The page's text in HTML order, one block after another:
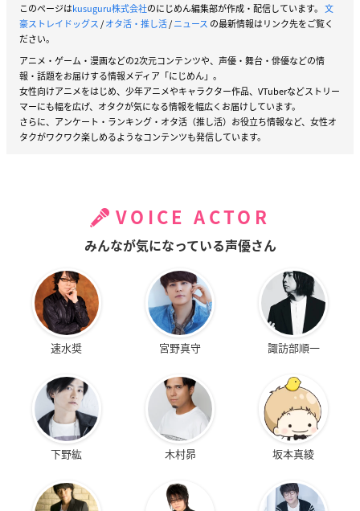
このページはkusuguru株式会社のにじめん編集部が作成・配信しています。 文
豪ストレイドッグス/オタ活・推し活/ニュース の最新情報はリンク先をご覧く
ださい。
アニメ・ゲーム・漫画などの2次元コンテンツや、声優・舞台・俳優などの情
報・話題をお届けする情報メディア「にじめん」。
女性向けアニメをはじめ、少年アニメやキャラクター作品、VTuberなどストリー
マーにも幅を広げ、オタクが気になる情報を幅広くお届けしています。
さらに、アンケート・ランキング・オタ活（推し活）お役立ち情報など、女性オ
タクがワクワク楽しめるようなコンテンツも発信しています。
VOICE ACTOR
みんなが気になっている声優さん
速水奨 宮野真守 諏訪部順一
下野紘 木村昴 坂本真綾